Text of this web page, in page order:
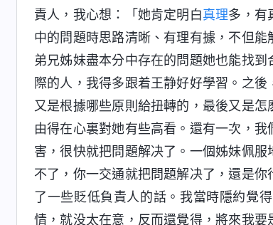
責人，我心想：「她肯定明白真理多，有
中的問題時思路清晰、有理有據，不但
弟兄姊妹盡本分中存在的問題她也能找
際的人，我得多跟着王静好好學習。之
又是根據哪些原則給扭轉的，最後又是
由得在心裏對她有些高看。還有一次，
害，很快就把問題解决了。一個姊妹佩
不了，你一交通就把問題解决了，還是
了一些貶低負責人的話。我當時隱約覺
情，就没太在意，反而還覺得，將來我